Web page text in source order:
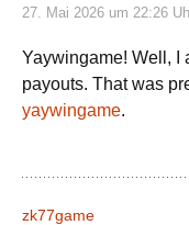
27. Mai 2026 um 22:26
Yaywingame! Well, I
payouts. That was
yaywingame.
zk77game